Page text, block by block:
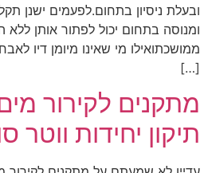
ובעלת ניסיון בתחום.לפעמים ישנן
ומנוסה בתחום יכול לפתור אותן ללא
ממושכתואילו מי שאינו מיומן דיו
[…]
מתקנים לקירור
תיקון יחידות ווטר